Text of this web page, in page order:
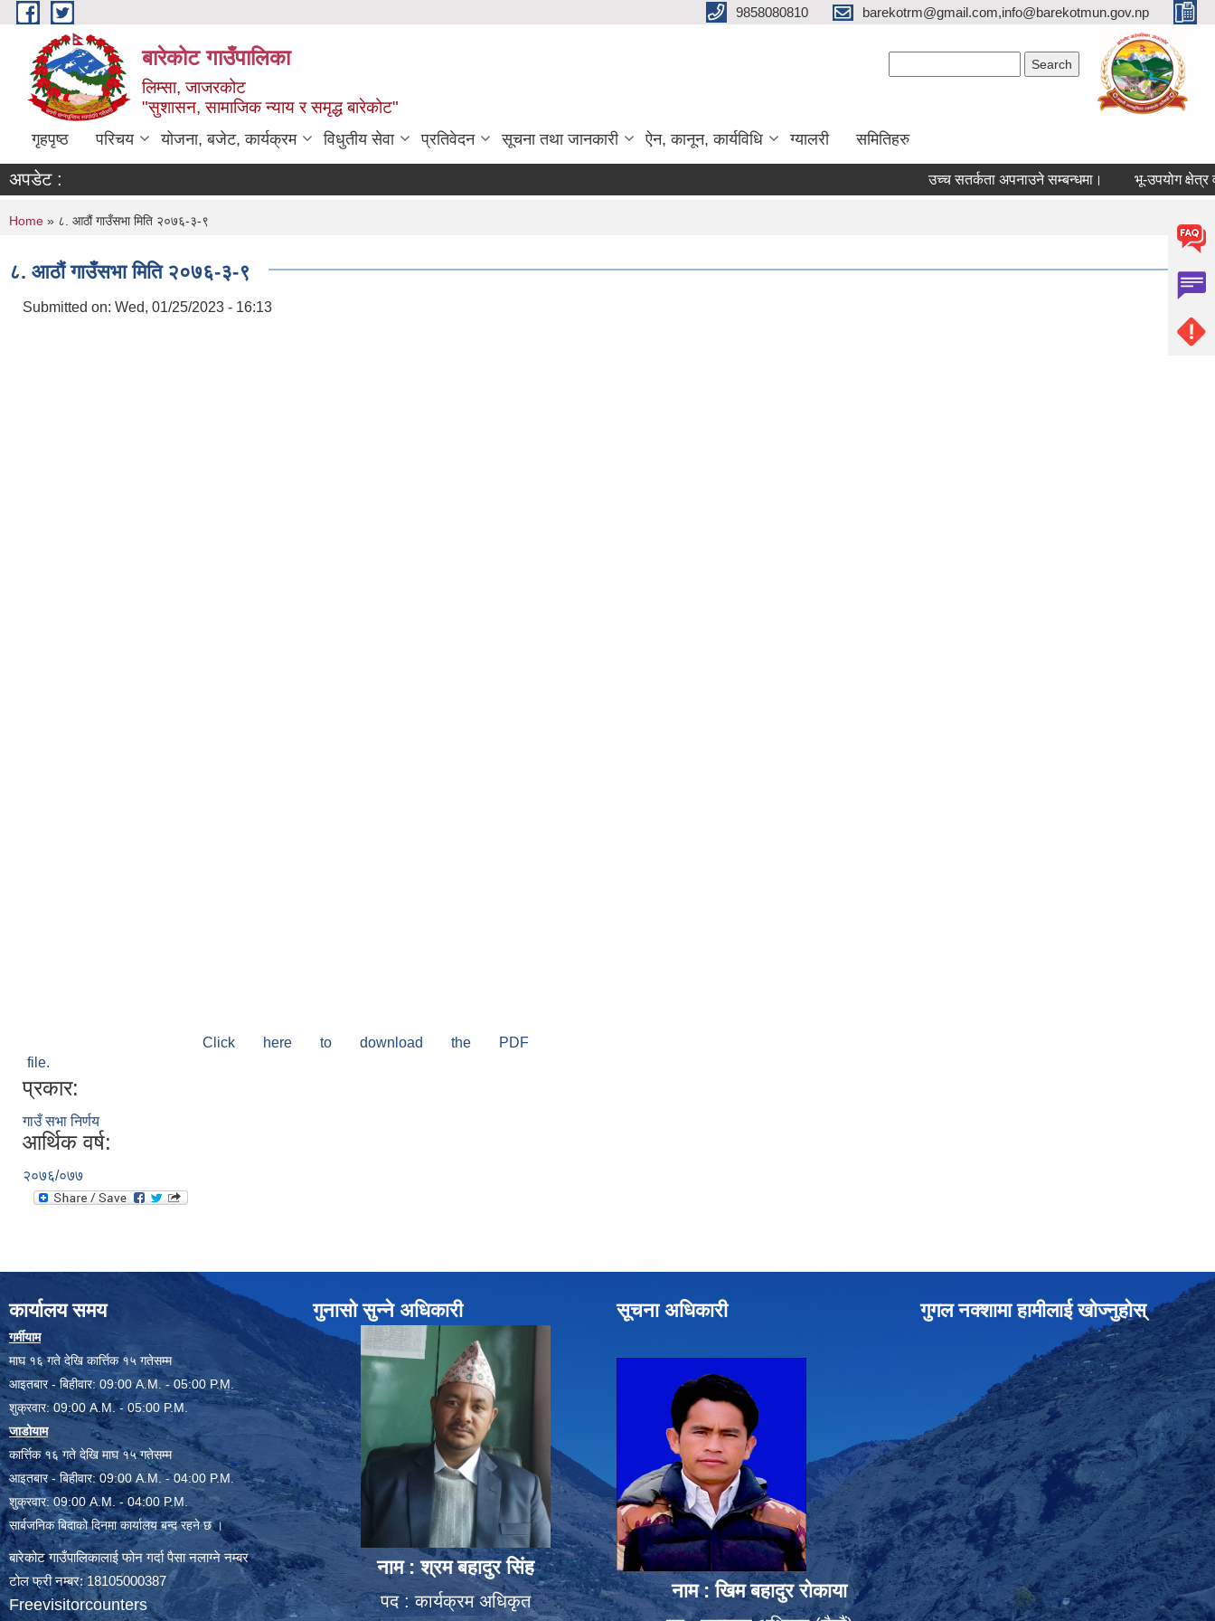
Skip to main content 9858080810 barekotrm@gmail.com,info@barekotmun.gov.np
बारेकोट गाउँपालिका
लिम्सा, जाजरकोट
"सुशासन, सामाजिक न्याय र समृद्ध बारेकोट"
गृहपृष्ठ परिचय योजना, बजेट, कार्यक्रम विधुतीय सेवा प्रतिवेदन सूचना तथा जानकारी ऐन, कानून, कार्यविधि ग्यालरी समितिहरु
अपडेट : उच्च सतर्कता अपनाउने सम्बन्धमा। भू-उपयोग क्षेत्र
You are here
Home » ८. आठौं गाउँसभा मिति २०७६-३-९
८. आठौं गाउँसभा मिति २०७६-३-९
Submitted on: Wed, 01/25/2023 - 16:13
Click here to download the PDF
file.
प्रकार:
गाउँ सभा निर्णय
आर्थिक वर्ष:
२०७६/०७७
कार्यालय समय
गर्मीयाम
माघ १६ गते देखि कार्त्तिक १५ गतेसम्म
आइतबार - बिहीवार: 09:00 A.M. - 05:00 P.M.
शुक्रवार: 09:00 A.M. - 05:00 P.M.
जाडोयाम
कार्त्तिक १६ गते देखि माघ १५ गतेसम्म
आइतबार - बिहीवार: 09:00 A.M. - 04:00 P.M.
शुक्रवार: 09:00 A.M. - 04:00 P.M.
सार्बजनिक बिदाको दिनमा कार्यालय बन्द रहने छ ।
बारेकोट गाउँपालिकालाई फोन गर्दा पैसा नलाग्ने नम्बर
टोल फ्री नम्बर: 18105000387
Freevisitorcounters
गुनासो सुन्ने अधिकारी
नाम : श्रम बहादुर सिंह
पद : कार्यक्रम अधिकृत
सूचना अधिकारी
नाम : खिम बहादुर रोकाया
गुगल नक्शामा हामीलाई खोज्नुहोस्